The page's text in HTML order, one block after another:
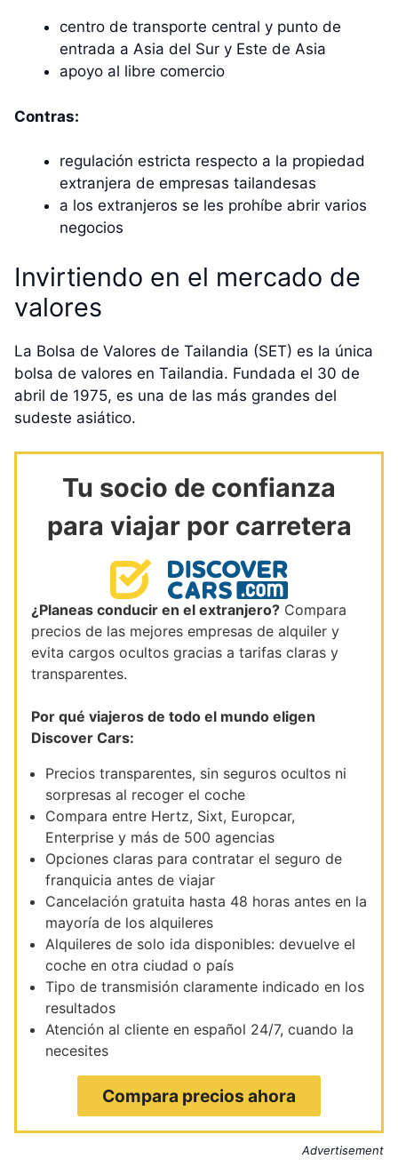
centro de transporte central y punto de
entrada a Asia del Sur y Este de Asia
apoyo al libre comercio
Contras:
regulación estricta respecto a la propiedad
extranjera de empresas tailandesas
a los extranjeros se les prohíbe abrir varios
negocios
Invirtiendo en el mercado de
valores
La Bolsa de Valores de Tailandia (SET) es la única
bolsa de valores en Tailandia. Fundada el 30 de
abril de 1975, es una de las más grandes del
sudeste asiático.
Tu socio de confianza
para viajar por carretera
¿Planeas conducir en el extranjero? Compara
precios de las mejores empresas de alquiler y
evita cargos ocultos gracias a tarifas claras y
transparentes.
Por qué viajeros de todo el mundo eligen
Discover Cars:
Precios transparentes, sin seguros ocultos ni
sorpresas al recoger el coche
Compara entre Hertz, Sixt, Europcar,
Enterprise y más de 500 agencias
Opciones claras para contratar el seguro de
franquicia antes de viajar
Cancelación gratuita hasta 48 horas antes en la
mayoría de los alquileres
Alquileres de solo ida disponibles: devuelve el
coche en otra ciudad o país
Tipo de transmisión claramente indicado en los
resultados
Atención al cliente en español 24/7, cuando la
necesites
Compara precios ahora
Advertisement